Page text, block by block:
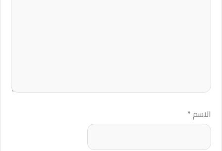
الاسم*